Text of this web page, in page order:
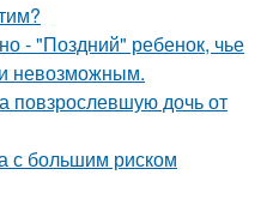
- "Поздний" ребенок, чье
невозможным.
повзрослевшую дочь от
с большим риском